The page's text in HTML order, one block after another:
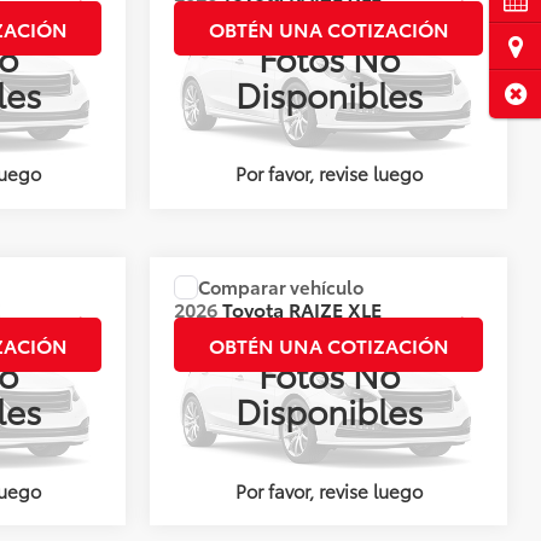
Ext. Int.
Fotos No
Disponibles
Por favor, revise luego
CVT
143035
Disponible Ext. Int.
OBTÉN UNA COTIZACIÓN
Ext. Int.
el Precio
Fotos No
Disponibles
Por favor, revise luego
2026Toyota RAIZE XLE
CVT
144828
Disponible Ext. Int.
Precio: Llámanos para Obtener el Precio
OBTÉN UNA COTIZACIÓN
Comparar vehículo